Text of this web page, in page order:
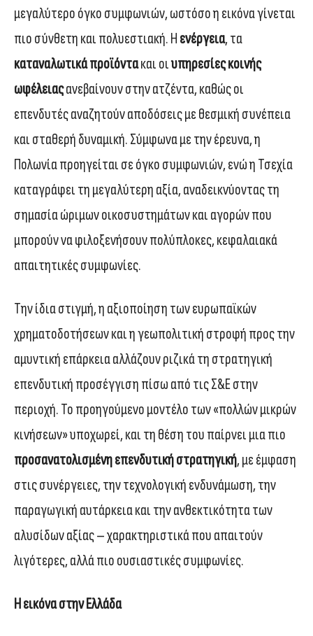
μεγαλύτερο όγκο συμφωνιών, ωστόσο η εικόνα γίνεται
πιο σύνθετη και πολυεστιακή. Η ενέργεια, τα
καταναλωτικά προϊόντακαι οιυπηρεσίες κοινής
ωφέλειαςανεβαίνουν στην ατζέντα, καθώς οι
επενδυτές αναζητούν αποδόσεις με θεσμική συνέπεια
και σταθερή δυναμική. Σύμφωνα με την έρευνα, η
Πολωνία προηγείται σε όγκο συμφωνιών, ενώ η Τσεχία
καταγράφει τη μεγαλύτερη αξία, αναδεικνύοντας τη
σημασία ώριμων οικοσυστημάτων και αγορών που
μπορούν να φιλοξενήσουν πολύπλοκες, κεφαλαιακά
απαιτητικές συμφωνίες.
Την ίδια στιγμή, η αξιοποίηση των ευρωπαϊκών
χρηματοδοτήσεων και η γεωπολιτική στροφή προς την
αμυντική επάρκεια αλλάζουν ριζικά τη στρατηγική
επενδυτική προσέγγιση πίσω από τις Σ&Ε στην
περιοχή. Το προηγούμενο μοντέλο των «πολλών μικρών
κινήσεων» υποχωρεί, και τη θέση του παίρνει μια πιο
προσανατολισμένη επενδυτική στρατηγική, με έμφαση
στις συνέργειες, την τεχνολογική ενδυνάμωση, την
παραγωγική αυτάρκεια και την ανθεκτικότητα των
αλυσίδων αξίας – χαρακτηριστικά που απαιτούν
λιγότερες, αλλά πιο ουσιαστικές συμφωνίες.
Η εικόνα στην Ελλάδα